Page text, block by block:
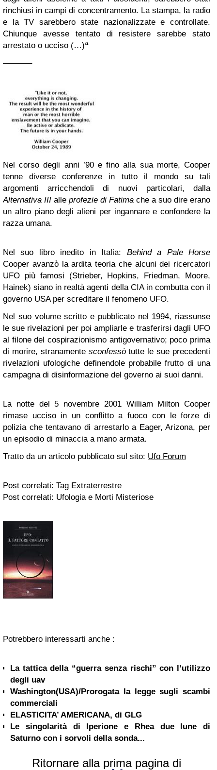
rinchiusi in campi di concentramento. La stampa, la radio
e la TV sarebbero state nazionalizzate e controllate.
Chiunque avesse tentato di resistere sarebbe stato
arrestato o ucciso (…)“
———–
Nel corso degli anni ’90 e fino alla sua morte, Cooper
tenne diverse conferenze in tutto il mondo su tali
argomenti arricchendoli di nuovi particolari, dalla
Alternativa III alle profezie di Fatima che a suo dire erano
un altro piano degli alieni per ingannare e confondere la
razza umana.
Nel suo libro inedito in Italia: Behind a Pale Horse
Cooper avanzò la ardita teoria che alcuni dei ricercatori
UFO più famosi (Strieber, Hopkins, Friedman, Moore,
Hainek) siano in realtà agenti della CIA in combutta con il
governo USA per screditare il fenomeno UFO.
Nel suo volume scritto e pubblicato nel 1994, riassunse
le sue rivelazioni per poi ampliarle e trasferirsi dagli UFO
al filone del cospirazionismo antigovernativo; poco prima
di morire, stranamente sconfessòtutte le sue precedenti
rivelazioni ufologiche definendole probabile frutto di una
campagna di disinformazione del governo ai suoi danni.
La notte del 5 novembre 2001 William Milton Cooper
rimase ucciso in un conflitto a fuoco con le forze di
polizia che tentavano di arrestarlo a Eager, Arizona, per
un episodio di minaccia a mano armata.
Tratto da un articolo pubblicato sul sito: Ufo Forum
Post correlati: Tag Extraterrestre
Post correlati: Ufologia e Morti Misteriose
Potrebbero interessarti anche :
La tattica della “guerra senza rischi” con l’utilizzo
degli uav
Washington(USA)/Prorogata la legge sugli scambi
commerciali
ELASTICITA’ AMERICANA, di GLG
Le singolarità di Iperione e Rhea due lune di
Saturno con i sorvoli della sonda...
Ritornare alla prima pagina di